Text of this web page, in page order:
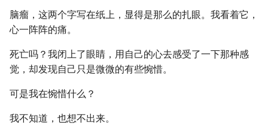
脑瘤，这两个字写在纸上，显得是那么的扎眼。我看着它，
心一阵阵的痛。
死亡吗？我闭上了眼睛，用自己的心去感受了一下那种感
觉，却发现自己只是微微的有些惋惜。
可是我在惋惜什么？
我不知道，也想不出来。